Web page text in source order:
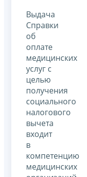
Выдача
Справки
об
оплате
медицинских
услуг с
целью
получения
социального
налогового
вычета
входит
в
компетенцию
медицинских